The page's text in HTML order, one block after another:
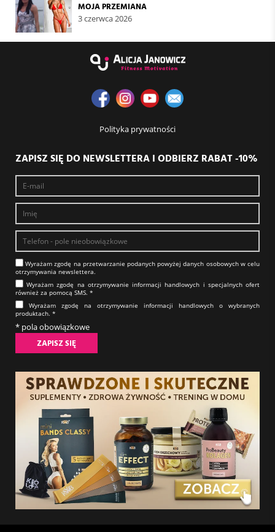
MOJA PRZEMIANA
3 czerwca 2026
Polityka prywatności
ZAPISZ SIĘ DO NEWSLETTERA I ODBIERZ RABAT -10%
Wyrażam zgodę na prze­twa­rza­nie po­da­nych powyżej danych osobowych w celu
otrzy­my­wa­nia new­slet­tera.​​​​​​​
Wyrażam zgodę na otrzy­my­wa­nie in­for­ma­cji han­dlo­wych i specjalnych ofert
również za pomocą SMS.​​​​​​​ *
Wyrażam zgodę na otrzy­my­wa­nie in­for­ma­cji han­dlo­wych o wybranych
produktach.​​​​​​​ *
* pola obowiązkowe